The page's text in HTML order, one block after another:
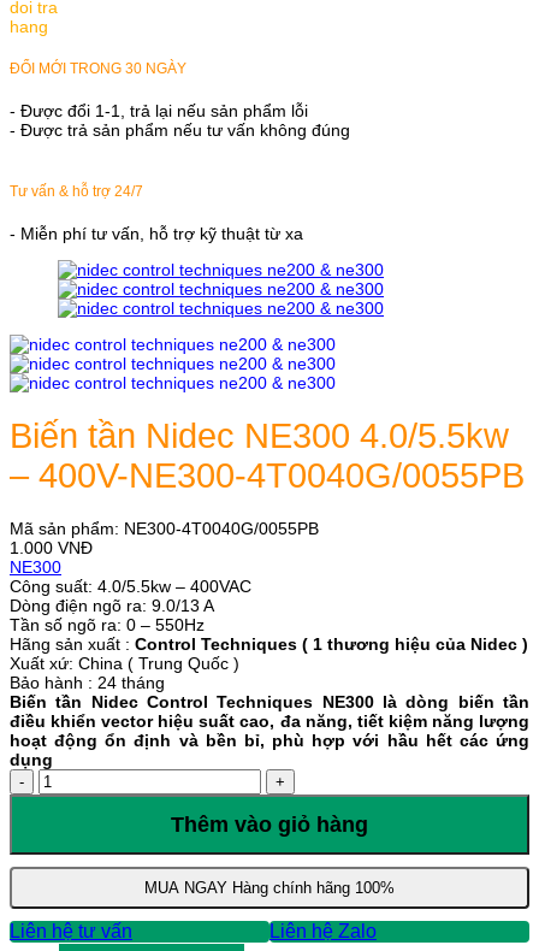
ĐỔI MỚI TRONG 30 NGÀY
- Được đổi 1-1, trả lại nếu sản phẩm lỗi
- Được trả sản phẩm nếu tư vấn không đúng
Tư vấn & hỗ trợ 24/7
- Miễn phí tư vấn, hỗ trợ kỹ thuật từ xa
Biến tần Nidec NE300 4.0/5.5kw
– 400V-NE300-4T0040G/0055PB
Mã sản phẩm: NE300-4T0040G/0055PB
1.000 VNĐ
NE300
Công suất: 4.0/5.5kw – 400VAC
Dòng điện ngõ ra: 9.0/13 A
Tần số ngõ ra: 0 – 550Hz
Hãng sản xuất : Control Techniques ( 1 thương hiệu của Nidec )
Xuất xứ: China ( Trung Quốc )
Bảo hành : 24 tháng
Biến tần Nidec Control Techniques NE300 là dòng biến tần
điều khiển vector hiệu suất cao, đa năng, tiết kiệm năng lượng
hoạt động ổn định và bền bỉ, phù hợp với hầu hết các ứng
dụng
Biến
tần
4.0/5.5kw
-
NE300-
4T0040G/0055PB
Thêm vào giỏ hàng
MUA NGAY Hàng chính hãng 100%
Liên hệ tư vấn Liên hệ Zalo